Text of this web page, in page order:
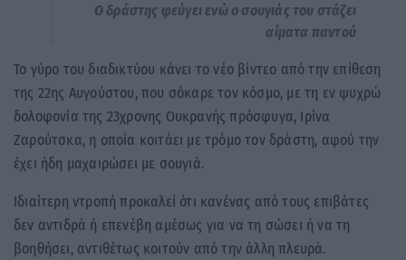
Ο δράστης φεύγει ενώ ο σουγιάς του στάζει
αίματα παντού
Το γύρο του διαδικτύου κάνει το νέο βίντεο από την επίθεση
της 22ης Αυγούστου, που σόκαρε τον κόσμο, με τη εν ψυχρώ
δολοφονία της 23χρονης Ουκρανής πρόσφυγα, Ιρίνα
Ζαρούτσκα, η οποία κοιτάει με τρόμο τον δράστη, αφού την
έχει ήδη μαχαιρώσει με σουγιά.
Ιδιαίτερη ντροπή προκαλεί ότι κανένας από τους επιβάτες
δεν αντιδρά ή επενέβη αμέσως για να τη σώσει ή να τη
βοηθήσει, αντιθέτως κοιτούν από την άλλη πλευρά.